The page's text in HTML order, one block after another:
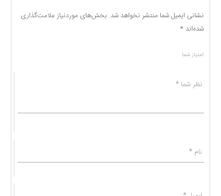
نشانی ایمیل شما منتشر نخواهد شد. بخش‌های موردنیاز علامت‌گذاری
شده‌اند*
امتیاز شما
نظر شما*
نام*